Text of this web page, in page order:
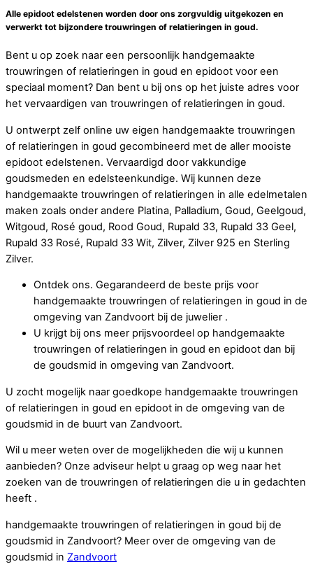
Alle epidoot edelstenen worden door ons zorgvuldig uitgekozen en
verwerkt tot bijzondere trouwringen of relatieringen in goud.
Bent u op zoek naar een persoonlijk handgemaakte
trouwringen of relatieringen in goud en epidoot voor een
speciaal moment? Dan bent u bij ons op het juiste adres voor
het vervaardigen van trouwringen of relatieringen in goud.
U ontwerpt zelf online uw eigen handgemaakte trouwringen
of relatieringen in goud gecombineerd met de aller mooiste
epidoot edelstenen. Vervaardigd door vakkundige
goudsmeden en edelsteenkundige. Wij kunnen deze
handgemaakte trouwringen of relatieringen in alle edelmetalen
maken zoals onder andere Platina, Palladium, Goud, Geelgoud,
Witgoud, Rosé goud, Rood Goud, Rupald 33, Rupald 33 Geel,
Rupald 33 Rosé, Rupald 33 Wit, Zilver, Zilver 925 en Sterling
Zilver.
Ontdek ons. Gegarandeerd de beste prijs voor
handgemaakte trouwringen of relatieringen in goud in de
omgeving van Zandvoort bij de juwelier .
U krijgt bij ons meer prijsvoordeel op handgemaakte
trouwringen of relatieringen in goud en epidoot dan bij
de goudsmid in omgeving van Zandvoort.
U zocht mogelijk naar goedkope handgemaakte trouwringen
of relatieringen in goud en epidoot in de omgeving van de
goudsmid in de buurt van Zandvoort.
Wil u meer weten over de mogelijkheden die wij u kunnen
aanbieden? Onze adviseur helpt u graag op weg naar het
zoeken van de trouwringen of relatieringen die u in gedachten
heeft .
handgemaakte trouwringen of relatieringen in goud bij de
goudsmid in Zandvoort? Meer over de omgeving van de
goudsmid in Zandvoort